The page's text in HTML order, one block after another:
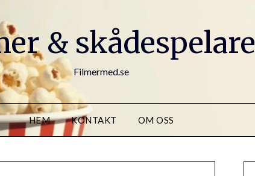
& skådespelare
Filmermed.se
HEM KONTAKT OM OSS